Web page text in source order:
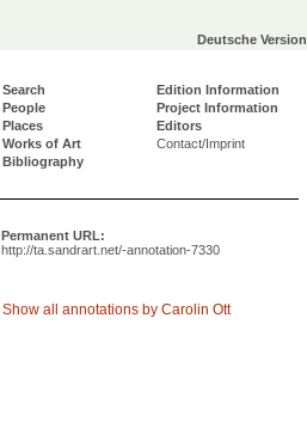
Deutsche Version
Search
People
Places
Works of Art
Bibliography
Edition Information
Project Information
Editors
Contact/Imprint
Permanent URL:
http://ta.sandrart.net/-annotation-7330
Show all annotations by Carolin Ott